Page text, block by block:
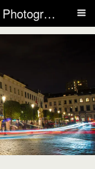
Laurent Fauviaux Photography